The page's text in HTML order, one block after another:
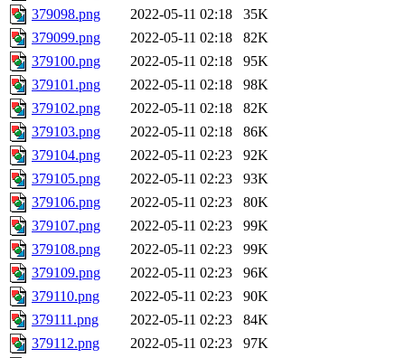
379098.png
2022-05-11 02:18
35K
379099.png
2022-05-11 02:18
82K
379100.png
2022-05-11 02:18
95K
379101.png
2022-05-11 02:18
98K
379102.png
2022-05-11 02:18
82K
379103.png
2022-05-11 02:18
86K
379104.png
2022-05-11 02:23
92K
379105.png
2022-05-11 02:23
93K
379106.png
2022-05-11 02:23
80K
379107.png
2022-05-11 02:23
99K
379108.png
2022-05-11 02:23
99K
379109.png
2022-05-11 02:23
96K
379110.png
2022-05-11 02:23
90K
379111.png
2022-05-11 02:23
84K
379112.png
2022-05-11 02:23
97K